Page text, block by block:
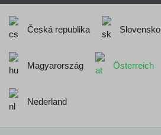
Česká republika Slovensko
Magyarország Österreich
Nederland